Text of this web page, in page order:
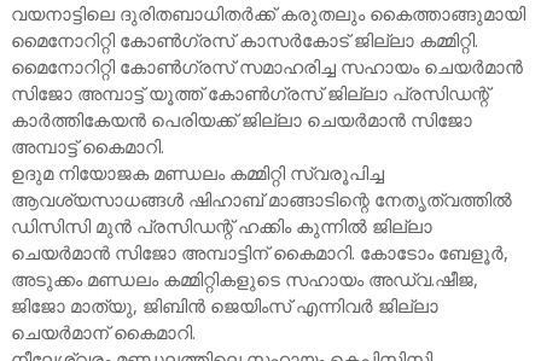
വയനാട്ടിലെ ദുരിതബാധിതർക്ക് കരുതലും കൈത്താങ്ങുമായി
മൈനോറിറ്റി കോൺഗ്രസ് കാസർകോട് ജില്ലാ കമ്മിറ്റി.
മൈനോറിറ്റി കോൺഗ്രസ് സമാഹരിച്ച സഹായം ചെയർമാൻ
സിജോ അമ്പാട്ട് യൂത്ത് കോൺഗ്രസ് ജില്ലാ പ്രസിഡന്റ്
കാർത്തികേയൻ പെരിയക്ക് ജില്ലാ ചെയർമാൻ സിജോ
അമ്പാട്ട് കൈമാറി.
ഉദുമ നിയോജക മണ്ഡലം കമ്മിറ്റി സ്വരൂപിച്ച
ആവശ്യസാധങ്ങൾ ഷിഹാബ് മാങ്ങാടിന്റെ നേതൃത്വത്തിൽ
ഡിസിസി മുൻ പ്രസിഡന്റ്‌ ഹക്കിം കുന്നിൽ ജില്ലാ
ചെയർമാൻ സിജോ അമ്പാട്ടിന് കൈമാറി. കോടോം ബേളൂർ,
അടുക്കം മണ്ഡലം കമ്മിറ്റികളുടെ സഹായം അഡ്വ.ഷീജ,
ജിജോ മാത്യു, ജിബിൻ ജെയിംസ് എന്നിവർ ജില്ലാ
ചെയർമാന് കൈമാറി.